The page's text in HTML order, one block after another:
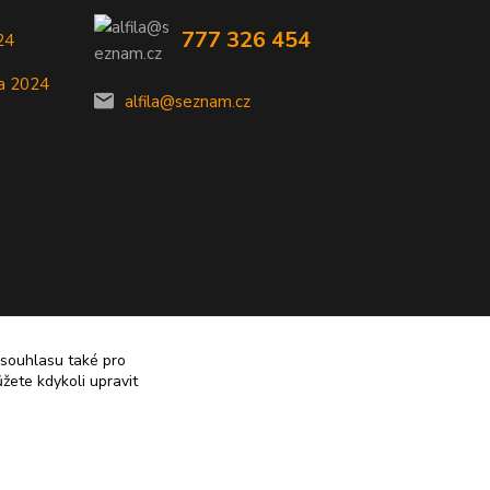
2024
777 326 454
alfila@seznam.cz
také pro
kdykoli upravit